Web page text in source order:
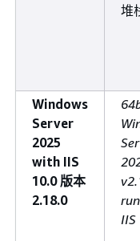
堆
Windows
Server
2025
with IIS
10.0 版本
2.18.0
IIS